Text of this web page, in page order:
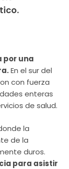
por una
En el sur del
con fuerza
enteras
de salud.
la
de la
duros.
para asistir